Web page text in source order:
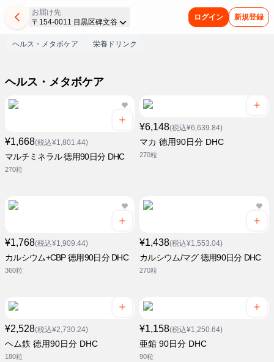
お届け先
〒154-0011 目黒区碑文谷
ログイン 新規登録
ヘルス・メタボケア 栄養ドリンク
ヘルス・メタボケア
¥1,668(税込¥1,801.44)
マルチミネラル 徳用90日分 DHC
270粒
¥6,148(税込¥6,639.84)
マカ 徳用90日分 DHC
270粒
¥1,768(税込¥1,909.44)
カルシウム+CBP 徳用90日分 DHC
360粒
¥1,438(税込¥1,553.04)
カルシウム/マグ 徳用90日分 DHC
270粒
¥2,528(税込¥2,730.24)
ヘム鉄 徳用90日分 DHC
180粒
¥1,158(税込¥1,250.64)
亜鉛 90日分 DHC
90粒